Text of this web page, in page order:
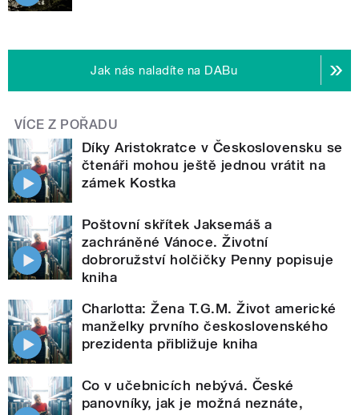
Jak nás naladíte na DABu
VÍCE Z POŘADU
Díky Aristokratce v Československu se
čtenáři mohou ještě jednou vrátit na
zámek Kostka
Poštovní skřítek Jaksemáš a
zachráněné Vánoce. Životní
dobroružství holčičky Penny popisuje
kniha
Charlotta: Žena T.G.M. Život americké
manželky prvního československého
prezidenta přibližuje kniha
Co v učebnicích nebývá. České
panovníky, jak je možná neznáte,